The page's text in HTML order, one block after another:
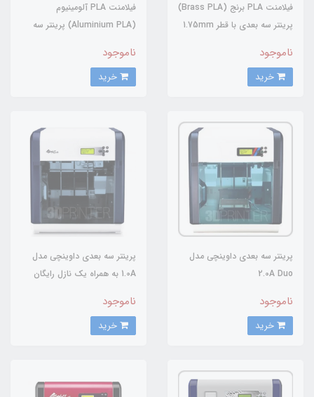
فیلامنت PLA برنج (Brass PLA)
پرینتر سه بعدی با قطر 1.75mm
ناموجود
فیلامنت PLA آلومینیوم
(Aluminium PLA) پرینتر سه
شرکت Y.S
ناموجود
پرینتر سه بعدی داوینچی مدل
2.0A Duo
ناموجود
پرینتر سه بعدی داوینچی مدل
1.0A به همراه یک نازل رایگان
ناموجود